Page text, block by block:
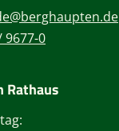
9677-0
Rathaus